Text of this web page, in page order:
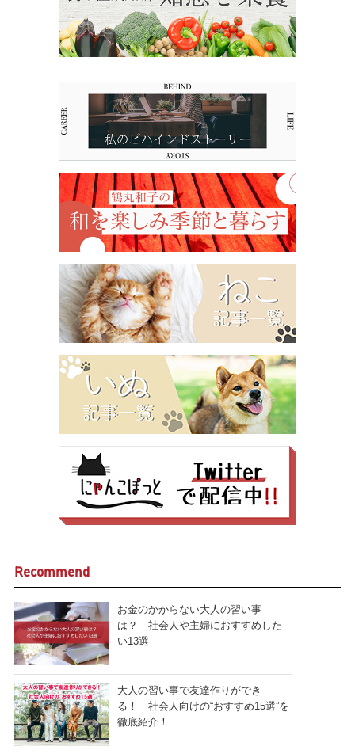
Recommend
お金のかからない大人の習い事
は？ 社会人や主婦におすすめした
い13選
大人の習い事で友達作りができ
る！ 社会人向けの“おすすめ15選”を
徹底紹介！